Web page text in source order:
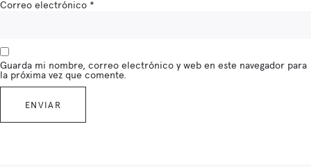
Correo electrónico *
Guarda mi nombre, correo electrónico y web en este navegador para
la próxima vez que comente.